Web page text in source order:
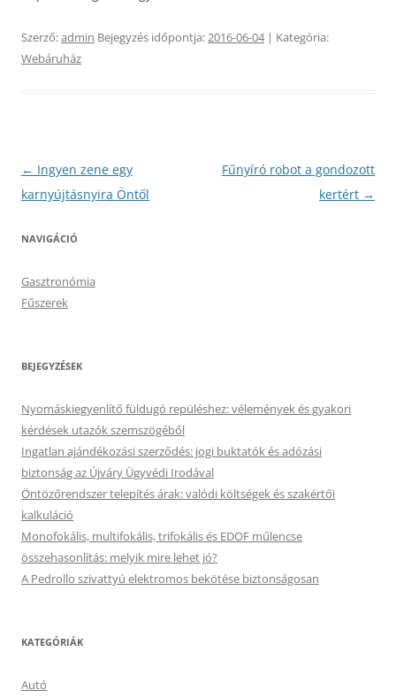
Szerző:admin Bejegyzés időpontja:2016-06-04| Kategória:
Webáruház
Bejegyzés
navigáció
← Ingyen zene egy
karnyújtásnyira Öntől
Fűnyíró robot a gondozott
kertért →
NAVIGÁCIÓ
Gasztronómia
Fűszerek
BEJEGYZÉSEK
Nyomáskiegyenlítő füldugó repüléshez: vélemények és gyakori
kérdések utazók szemszögéből
Ingatlan ajándékozási szerződés: jogi buktatók és adózási
biztonság az Újváry Ügyvédi Irodával
Öntözőrendszer telepítés árak: valódi költségek és szakértői
kalkuláció
Monofokális, multifokális, trifokális és EDOF műlencse
összehasonlítás: melyik mire lehet jó?
A Pedrollo szivattyú elektromos bekötése biztonságosan
KATEGÓRIÁK
Autó